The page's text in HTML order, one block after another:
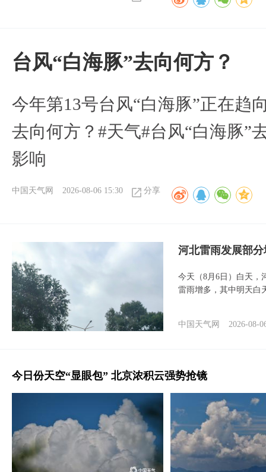
台风“白海豚”去向何方？
今年第13号台风“白海豚”正在趋
去向何方？#天气#台风“白海豚”
影响
中国天气网 2026-08-06 15:30 分享
河北雷雨发展部
今天（8月6日）白天，
雷雨增多，其中明天白
中国天气网 2026-08-
今日份天空“显眼包” 北京浓积云强势抢镜